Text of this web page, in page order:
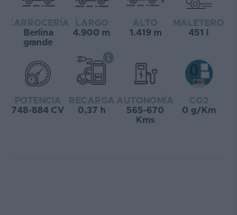
de
compra
Comparador
Favoritos
CARROCERÍA
Berlina
grande
LARGO
4.900 m
ALTO
1.419 m
MALETERO
451 l
POTENCIA
748-884 CV
RECARGA
0,37 h
AUTONOMÍA
565-670
Kms
CO2
0 g/Km